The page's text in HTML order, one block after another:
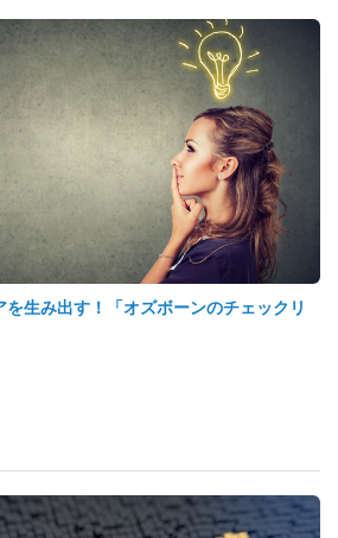
生み出す！「オズボーンのチェックリ